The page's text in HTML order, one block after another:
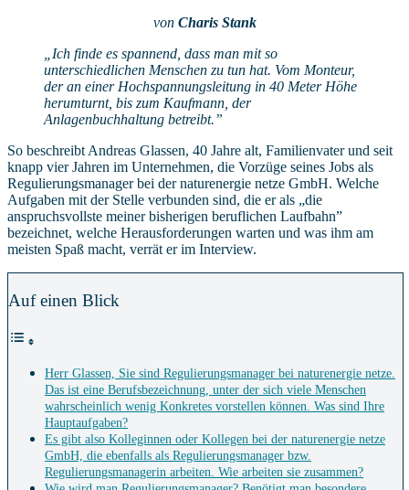
vonCharis Stank
„Ich finde es spannend, dass man mit so
unterschiedlichen Menschen zu tun hat. Vom Monteur,
der an einer Hochspannungsleitung in 40 Meter Höhe
herumturnt, bis zum Kaufmann, der
Anlagenbuchhaltung betreibt.”
So beschreibt Andreas Glassen, 40 Jahre alt, Familienvater und seit
knapp vier Jahren im Unternehmen, die Vorzüge seines Jobs als
Regulierungsmanager bei der naturenergie netze GmbH. Welche
Aufgaben mit der Stelle verbunden sind, die er als „die
anspruchsvollste meiner bisherigen beruflichen Laufbahn”
bezeichnet, welche Herausforderungen warten und was ihm am
meisten Spaß macht, verrät er im Interview.
Auf einen Blick
Herr Glassen, Sie sind Regulierungsmanager bei naturenergie netze.
Das ist eine Berufsbezeichnung, unter der sich viele Menschen
wahrscheinlich wenig Konkretes vorstellen können. Was sind Ihre
Hauptaufgaben?
Es gibt also Kolleginnen oder Kollegen bei der naturenergie netze
GmbH, die ebenfalls als Regulierungsmanager bzw.
Regulierungsmanagerin arbeiten. Wie arbeiten sie zusammen?